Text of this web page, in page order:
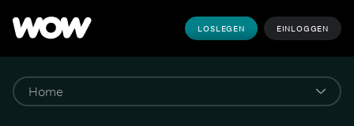
LOSLEGEN EINLOGGEN